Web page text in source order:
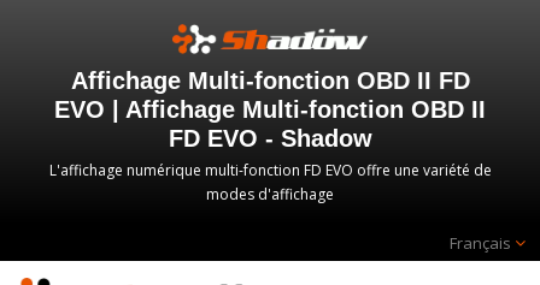
Affichage Multi-fonction OBD II FD
EVO | Affichage Multi-fonction OBD II
FD EVO - Shadow
L'affichage numérique multi-fonction FD EVO offre une variété de
modes d'affichage
Français